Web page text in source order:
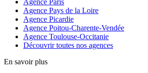
Agence Pays de la Loire
Agence Picardie
Agence Poitou-Charente-Vendée
Agence Toulouse-Occitanie
Découvrir toutes nos agences
En savoir plus